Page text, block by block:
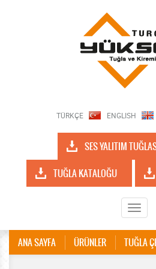
TÜRKÇE ENGLISH
SES YALITIM
TUĞLA KATALOĞU
Toggle
ANA SAYFA ÜRÜNLER TUĞLA